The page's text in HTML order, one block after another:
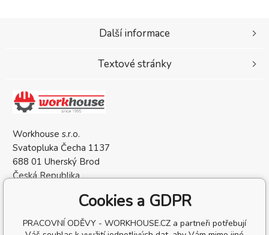
Workhouse s.r.o.
Svatopluka Čecha 1137
688 01 Uherský Brod
Česká Republika
DIČ: CZ05568137
Další informace
Textové stránky
Cookies a GDPR
PRACOVNÍ ODĚVY - WORKHOUSE.CZ a partneři potřebují